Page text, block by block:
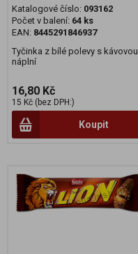
Katalogové číslo: 093162
Počet v balení: 64 ks
EAN: 8445291846937
Tyčinka z bílé polevy s kávovou
náplní
16,80 Kč
15 Kč (bez DPH:)
Koupit